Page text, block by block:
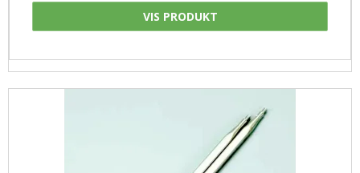
VIS PRODUKT